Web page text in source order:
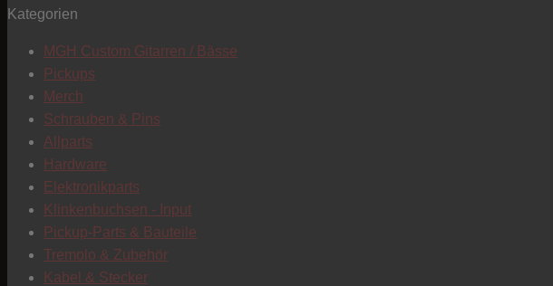
Kategorien
MGH Custom Gitarren / Bässe
Pickups
Merch
Schrauben & Pins
Allparts
Hardware
Elektronikparts
Klinkenbuchsen - Input
Pickup-Parts & Bauteile
Tremolo & Zubehör
Kabel & Stecker